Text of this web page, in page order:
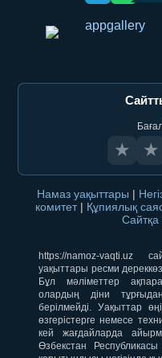
★ ★
Намаз уақыттары |
комитет | Құпиялық
Сайтқа
https://namoz-vaqti.uz
уақыттары ресми
Бұл мәліметтер
олардың діни тұрғыдан
берілмейді. Уақыттар
өзгерістерге немесе
кей жағдайларда
Өзбекстан Республикасы